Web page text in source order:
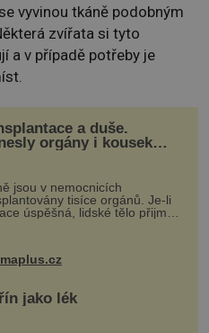
vyvinou tkáně podobným
zvířata si tyto
a v případě potřeby je
a duše.
orgány i kousek
jsou v nemocnicích
tisíce orgánů. Je-li
úspěšná, lidské tělo přijme
jako lék